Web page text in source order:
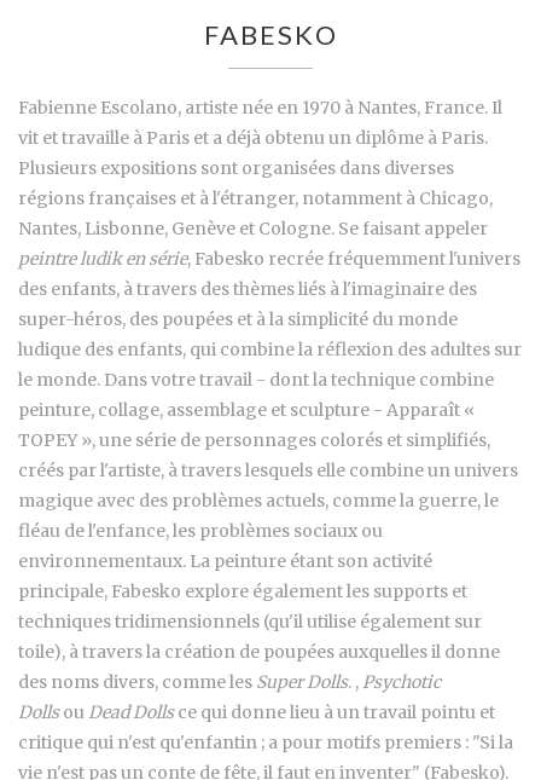
FABESKO
Fabienne Escolano, artiste née en 1970 à Nantes, France. Il
vit et travaille à Paris et a déjà obtenu un diplôme à Paris.
Plusieurs expositions sont organisées dans diverses
régions françaises et à l'étranger, notamment à Chicago,
Nantes, Lisbonne, Genève et Cologne. Se faisant appeler
peintre ludik en série, Fabesko recrée fréquemment l'univers
des enfants, à travers des thèmes liés à l'imaginaire des
super-héros, des poupées et à la simplicité du monde
ludique des enfants, qui combine la réflexion des adultes sur
le monde. Dans votre travail - dont la technique combine
peinture, collage, assemblage et sculpture - Apparaît «
TOPEY », une série de personnages colorés et simplifiés,
créés par l'artiste, à travers lesquels elle combine un univers
magique avec des problèmes actuels, comme la guerre, le
fléau de l'enfance, les problèmes sociaux ou
environnementaux. La peinture étant son activité
principale, Fabesko explore également les supports et
techniques tridimensionnels (qu'il utilise également sur
toile), à travers la création de poupées auxquelles il donne
des noms divers, comme les Super Dolls. ,Psychotic
DollsouDead Dollsce qui donne lieu à un travail pointu et
critique qui n'est qu'enfantin ; a pour motifs premiers : "Si la
vie n'est pas un conte de fête, il faut en inventer" (Fabesko).